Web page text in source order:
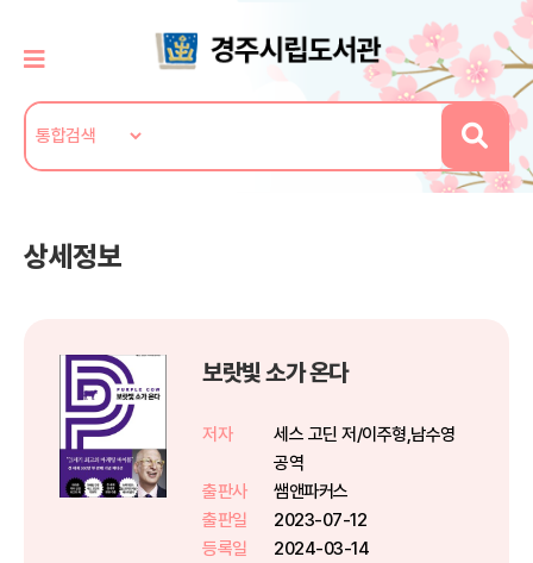
상세정보
보랏빛 소가 온다
저자
세스 고딘 저/이주형,남수영
공역
출판사
쌤앤파커스
출판일
2023-07-12
등록일
2024-03-14